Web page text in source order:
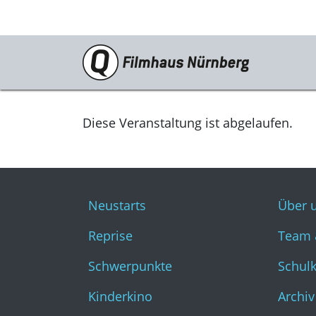
Programm
Neustarts
Kinderkino
Stummfilm
Cine International
Filmclub
Diese Veranstaltung ist abgelaufen.
Neustarts
Reprise
Schwerpunkte
Kinderkino
Über
Team
Archiv